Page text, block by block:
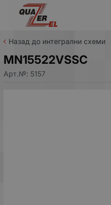
Назад до интегрални схеми
MN15522VSSC
Арт.№: 5157